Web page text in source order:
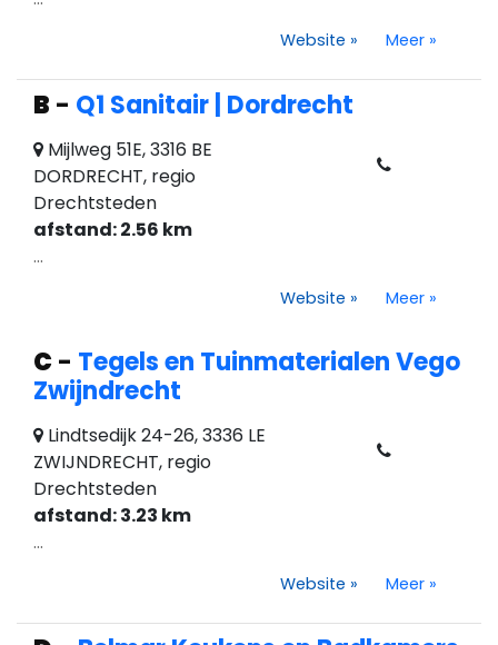
Website » Meer »
B - Q1 Sanitair | Dordrecht
Mijlweg 51E, 3316 BE
DORDRECHT, regio
Drechtsteden
afstand: 2.56 km
...
Website » Meer »
C - Tegels en Tuinmaterialen Vego
Zwijndrecht
Lindtsedijk 24-26, 3336 LE
ZWIJNDRECHT, regio
Drechtsteden
afstand: 3.23 km
...
Website » Meer »